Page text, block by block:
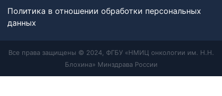
Политика в отношении обработки персональных
данных
Все права защищены © 2024, ФГБУ «НМИЦ онкологии им. Н.Н.
Блохина» Минздрава России